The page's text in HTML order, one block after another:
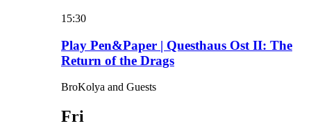
15:30
Play Pen&Paper | Questhaus Ost II: The
Return of the Drags
BroKolya and Guests
Fri